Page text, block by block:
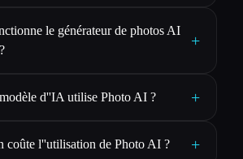
le générateur de photos AI
+
d''IA utilise Photo AI ? +
coûte l''utilisation de Photo AI ? +